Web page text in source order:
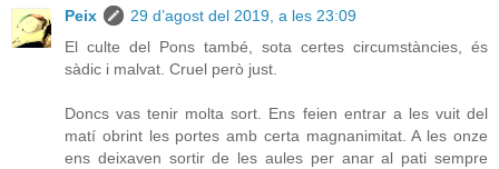
Peix
29 d’agost del 2019, a les 23:09
El culte del Pons també, sota certes circumstàncies, és
sàdic i malvat. Cruel però just.
Doncs vas tenir molta sort. Ens feien entrar a les vuit del
matí obrint les portes amb certa magnanimitat. A les onze
ens deixaven sortir de les aules per anar al pati sempre